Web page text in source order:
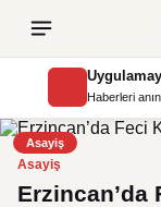
Haberleri
Asayiş
Asayiş
Erzincan’da